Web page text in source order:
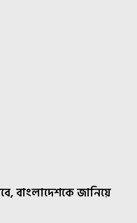
বাংলাদেশকে জানিয়ে